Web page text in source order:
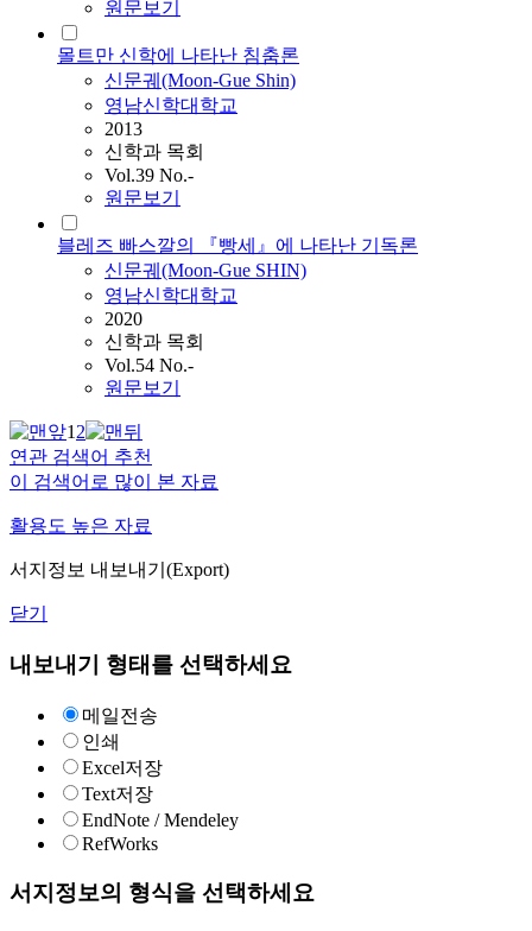
원문보기
몰트만 신학에 나타난 침춤론
신문궤 (Moon-Gue Shin)
영남신학대학교
2013
신학과 목회
Vol.39 No.-
원문보기
블레즈 빠스깔의 『빵세』에 나타난 기독론
신문궤 (Moon-Gue SHIN)
영남신학대학교
2020
신학과 목회
Vol.54 No.-
원문보기
12
연관 검색어 추천
이 검색어로 많이 본 자료
활용도 높은 자료
서지정보 내보내기(Export)
닫기
내보내기 형태를 선택하세요
메일전송
인쇄
Excel저장
Text저장
EndNote / Mendeley
RefWorks
서지정보의 형식을 선택하세요